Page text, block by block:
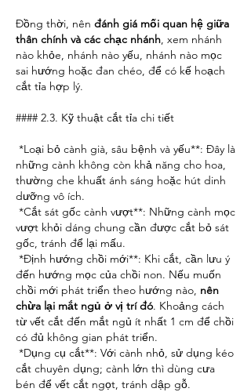
Đồng thời, nên đánh giá mối quan hệ giữa
thân chính và các chạc nhánh, xem nhánh
nào khỏe, nhánh nào yếu, nhánh nào mọc
sai hướng hoặc đan chéo, để có kế hoạch
cắt tỉa hợp lý.
#### 2.3. Kỹ thuật cắt tỉa chi tiết
*Loại bỏ cành già, sâu bệnh và yếu**: Đây là
những cành không còn khả năng cho hoa,
thường che khuất ánh sáng hoặc hút dinh
dưỡng vô ích.
*Cắt sát gốc cành vượt**: Những cành mọc
vượt khỏi dáng chung cần được cắt bỏ sát
gốc, tránh để lại mấu.
*Định hướng chồi mới**: Khi cắt, cần lưu ý
đến hướng mọc của chồi non. Nếu muốn
chồi mới phát triển theo hướng nào, nên
chừa lại mắt ngủ ở vị trí đó. Khoảng cách
từ vết cắt đến mắt ngủ ít nhất 1 cm để chồi
có đủ không gian phát triển.
*Dụng cụ cắt**: Với cành nhỏ, sử dụng kéo
cắt chuyên dụng; cành lớn thì dùng cưa
bén để vết cắt ngọt, tránh dập gỗ.